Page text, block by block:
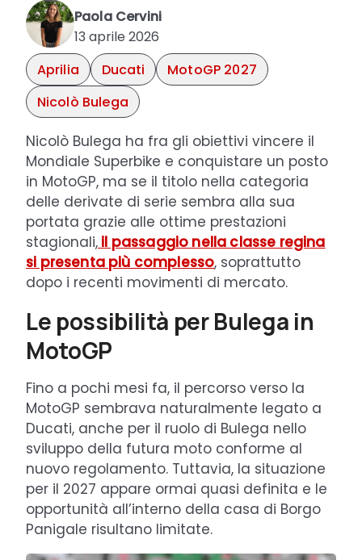
Paola Cervini
13 aprile 2026
Aprilia
Ducati
MotoGP 2027
Nicolò Bulega
Nicolò Bulega ha fra gli obiettivi vincere il
Mondiale Superbike e conquistare un posto
in MotoGP, ma se il titolo nella categoria
delle derivate di serie sembra alla sua
portata grazie alle ottime prestazioni
stagionali, il passaggio nella classe regina
si presenta più complesso, soprattutto
dopo i recenti movimenti di mercato.
Le possibilità per Bulega in
MotoGP
Fino a pochi mesi fa, il percorso verso la
MotoGP sembrava naturalmente legato a
Ducati, anche per il ruolo di Bulega nello
sviluppo della futura moto conforme al
nuovo regolamento. Tuttavia, la situazione
per il 2027 appare ormai quasi definita e le
opportunità all’interno della casa di Borgo
Panigale risultano limitate.